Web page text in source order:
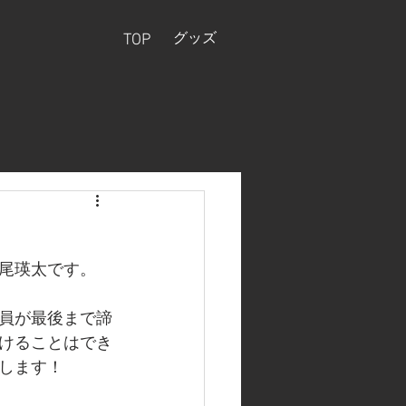
TOP グッズ
瑛太です。
が最後まで諦
ることはでき
ます！